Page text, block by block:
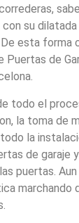
su dilatada
esta forma
Puertas de
todo el
la toma de
la
de garaje
puertas.
marchando